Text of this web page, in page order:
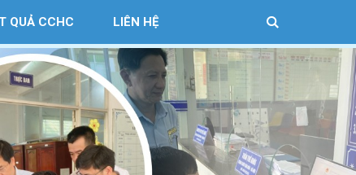
QUẢ CCHC LIÊN HỆ